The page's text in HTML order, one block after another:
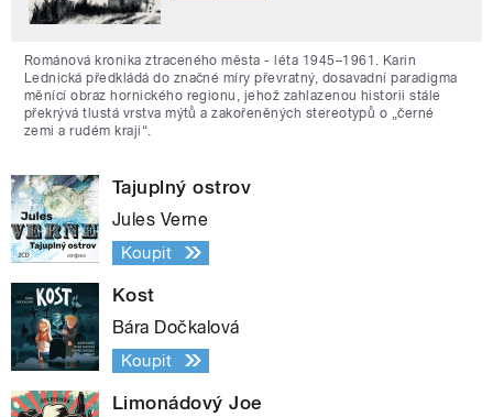
Románová kronika ztraceného města - léta 1945–1961. Karin
Lednická předkládá do značné míry převratný, dosavadní paradigma
měnící obraz hornického regionu, jehož zahlazenou historii stále
překrývá tlustá vrstva mýtů a zakořeněných stereotypů o „černé
zemi a rudém kraji“.
Tajuplný ostrov
Jules Verne
Koupit
Kost
Bára Dočkalová
Koupit
Limonádový Joe